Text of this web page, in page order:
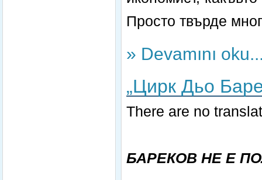
Просто твърде
» Devamını
„Цирк Дьо
There are no
БАРЕКОВ НЕ Е